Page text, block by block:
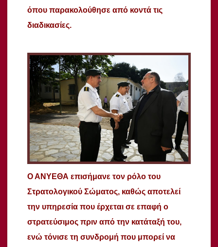
όπου παρακολούθησε από κοντά τις
διαδικασίες.
Ο ΑΝΥΕΘΑ επισήμανε τον ρόλο του
Στρατολογικού Σώματος, καθώς αποτελεί
την υπηρεσία που έρχεται σε επαφή ο
στρατεύσιμος πριν από την κατάταξή του,
ενώ τόνισε τη συνδρομή που μπορεί να